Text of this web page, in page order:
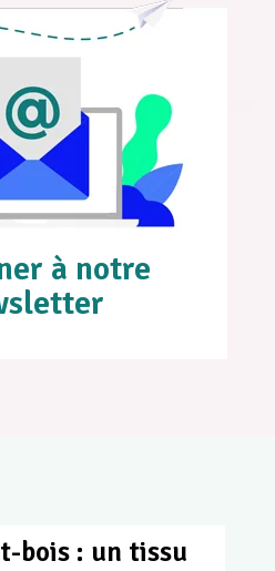
à notre
bois : un tissu